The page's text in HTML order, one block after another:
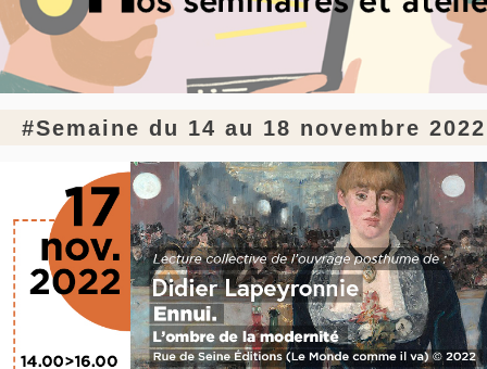
#Semaine du 14 au 18 novembre 2022